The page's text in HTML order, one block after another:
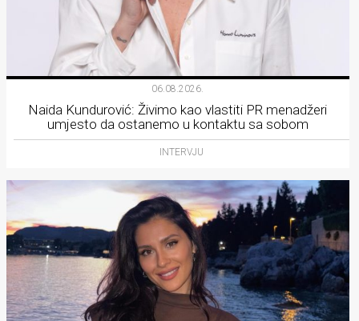
06.08.2026.
Naida Kundurović: Živimo kao vlastiti PR menadžeri
umjesto da ostanemo u kontaktu sa sobom
INTERVJU